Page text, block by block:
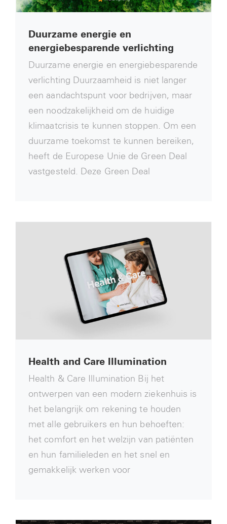
Duurzame energie en
energiebesparende verlichting
Duurzame energie en energiebesparende
verlichting Duurzaamheid is niet langer
een aandachtspunt voor bedrijven, maar
een noodzakelijkheid om de huidige
klimaatcrisis te kunnen stoppen. Om een
duurzame toekomst te kunnen bereiken,
heeft de Europese Unie de Green Deal
vastgesteld. Deze Green Deal
Health and Care Illumination
Health & Care Illumination Bij het
ontwerpen van een modern ziekenhuis is
het belangrijk om rekening te houden
met alle gebruikers en hun behoeften:
het comfort en het welzijn van patiënten
en hun familieleden en het snel en
gemakkelijk werken voor